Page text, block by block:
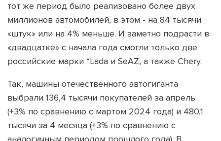
тот же период было реализовано более двух
миллионов автомобилей, в этом - на 84 тысячи
«штук» или на 4% меньше. И заметно подрасти в
«двадцатке» с начала года смогли только две
российские марки *Lada и SeAZ, а также Chery.
Так, машины отечественного автогиганта
выбрали 136,4 тысячи покупателей за апрель
(+3% по сравнению с мартом 2024 года) и 480,1
тысячи за 4 месяца (+3% по сравнению с